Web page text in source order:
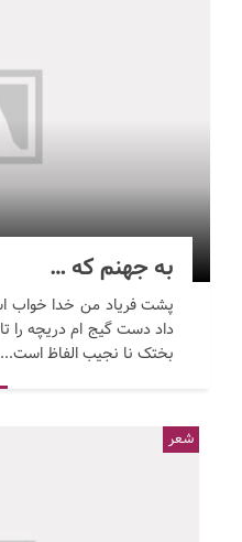
به جهنم که …
پشت فریاد من خدا
داد دست گیج ام دریچه را
بختک نا نجیب الفاظ است...
شعر